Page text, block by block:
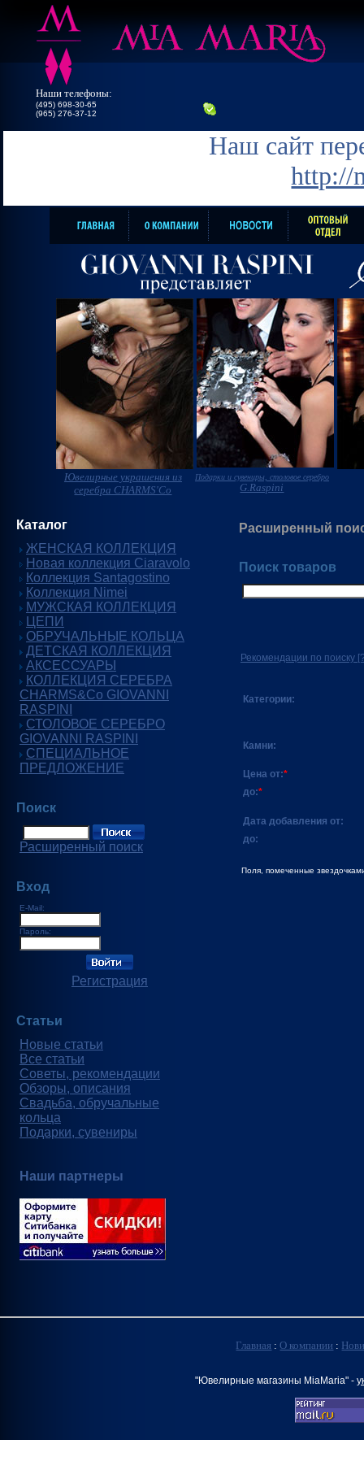
Наши телефоны:
(495) 698-30-65
(965) 276-37-12
Наш сайт
http://
Ювелирные украшения из
серебра CHARMS'Co
Подарки и сувениры, столовое серебро
G.Raspini
Каталог
ЖЕНСКАЯ КОЛЛЕКЦИЯ
Новая коллекция Ciaravolo
Коллекция Santagostino
Коллекция Nimei
МУЖСКАЯ КОЛЛЕКЦИЯ
ЦЕПИ
ОБРУЧАЛЬНЫЕ КОЛЬЦА
ДЕТСКАЯ КОЛЛЕКЦИЯ
АКСЕССУАРЫ
КОЛЛЕКЦИЯ СЕРЕБРА
CHARMS&Co GIOVANNI
RASPINI
СТОЛОВОЕ СЕРЕБРО
GIOVANNI RASPINI
СПЕЦИАЛЬНОЕ
ПРЕДЛОЖЕНИЕ
Поиск
Расширенный поиск
Вход
E-Mail:
Пароль:
Регистрация
Статьи
Новые статьи
Все статьи
Советы, рекомендации
Обзоры, описания
Свадьба, обручальные
кольца
Подарки, сувениры
Наши партнеры
Расширенный
Поиск товаров
Рекомендации по поиску
Категории:
Камни:
Цена от:*
до:*
Дата добавления от:
до:
Поля, помеченные
Главная :О компании :
"Ювелирные магазины MiaMaria" -